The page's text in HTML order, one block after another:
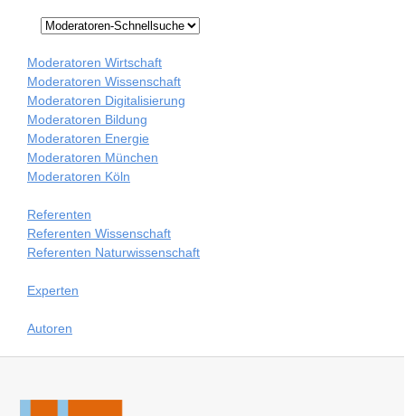
Moderatoren Wirtschaft
Moderatoren Wissenschaft
Moderatoren Digitalisierung
Moderatoren Bildung
Moderatoren Energie
Moderatoren München
Moderatoren Köln
Referenten
Referenten Wissenschaft
Referenten Naturwissenschaft
Experten
Autoren